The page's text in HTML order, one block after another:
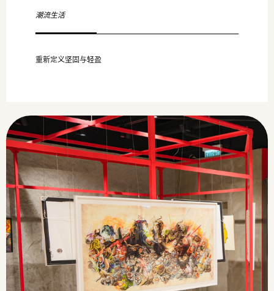
潮流生活
重新定义坚固与轻盈